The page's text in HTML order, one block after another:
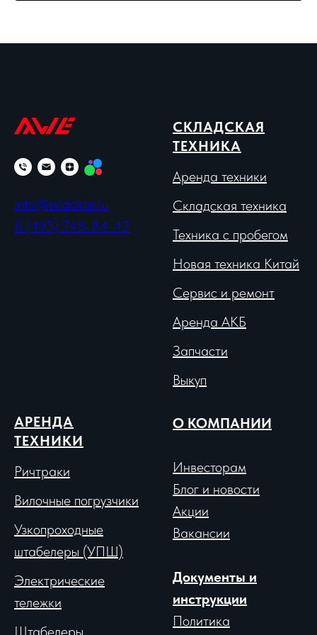
info@skladkar.ru
8 (495) 748-84-42
СКЛАДСКАЯ
ТЕХНИКА
Аренда техники
Складская техника
Техника с пробегом
Новая техника Китай
Сервис и ремонт
Аренда АКБ
Запчасти
Выкуп
АРЕНДА
ТЕХНИКИ
Ричтраки
Вилочные погрузчики
Узкопроходные
штабелеры (УПШ)
Электрические
тележки
О КОМПАНИИ
Инвесторам
Блог и новости
Акции
Вакансии
Документы и
инструкции
Политика